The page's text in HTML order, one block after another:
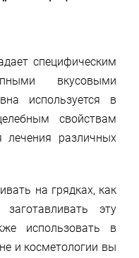
специфическим
вкусовыми
используется в
свойствам
лечения различных
на грядках, как
эту
использовать в
и косметологии вы